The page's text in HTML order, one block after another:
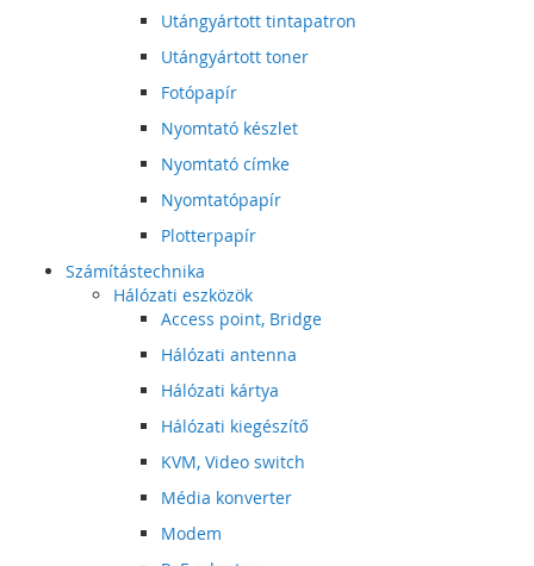
Utángyártott tintapatron
Utángyártott toner
Fotópapír
Nyomtató készlet
Nyomtató címke
Nyomtatópapír
Plotterpapír
Számítástechnika
Hálózati eszközök
Access point, Bridge
Hálózati antenna
Hálózati kártya
Hálózati kiegészítő
KVM, Video switch
Média konverter
Modem